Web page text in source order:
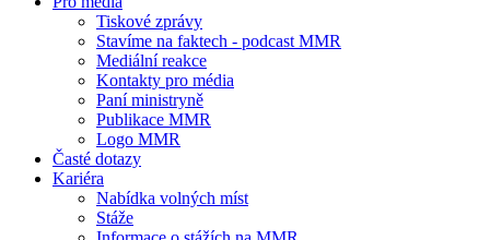
Tiskové zprávy
Stavíme na faktech - podcast MMR
Mediální reakce
Kontakty pro média
Paní ministryně
Publikace MMR
Logo MMR
Časté dotazy
Kariéra
Nabídka volných míst
Stáže